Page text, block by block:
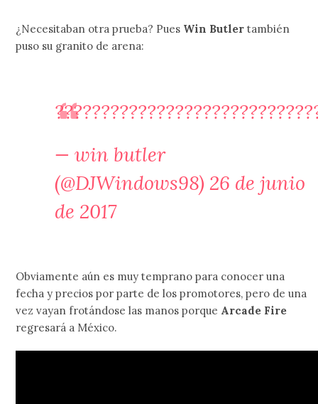
¿Necesitaban otra prueba? Pues Win Butler también
puso su granito de arena:
— win butler
(@DJWindows98)26 de junio
de 2017
Obviamente aún es muy temprano para conocer una
fecha y precios por parte de los promotores, pero de una
vez vayan frotándose las manos porque Arcade Fire
regresará a México.